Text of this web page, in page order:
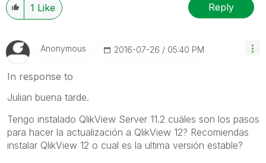
1 Like Reply
Anonymous ‎2016-07-26 05:40 PM
In response to
Julian buena tarde.
Tengo instalado QlikView Server 11.2 cuáles son los pasos
para hacer la actualización a QlikView 12? Recomiendas
instalar QlikView 12 o cual es la ultima versión estable?